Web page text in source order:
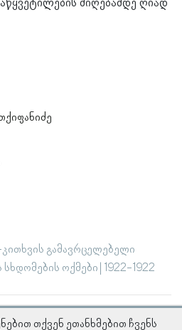
მიღებამდე ღიად
გამავრცელებელი
ოქმები | 1922-1922
თქვენ ეთანხმებით ჩვენს